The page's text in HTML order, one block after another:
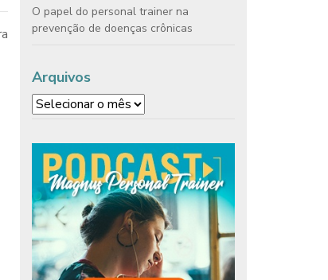
O papel do personal trainer na
prevenção de doenças crônicas
Arquivos
Arquivos